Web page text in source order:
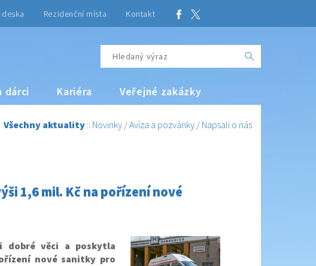
Rezidenční místa Kontakt
dárci Kariéra Veřejné zakázky
Všechny aktuality :: Novinky /Avíza a pozvánky / Napsali o nás
1,6 mil. Kč na pořízení nové
dobré věci a poskytla
nové sanitky pro